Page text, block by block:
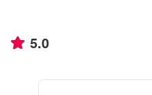
5.0